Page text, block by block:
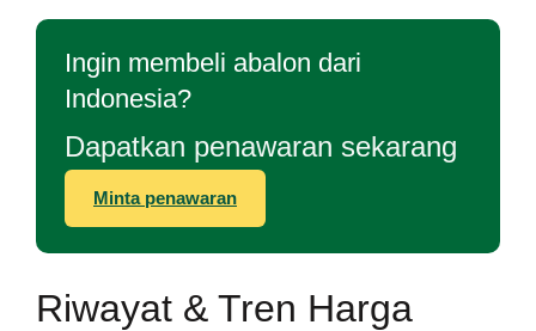
Ingin membeli abalon dari
Indonesia?
Dapatkan penawaran sekarang
Minta penawaran
Riwayat & Tren Harga